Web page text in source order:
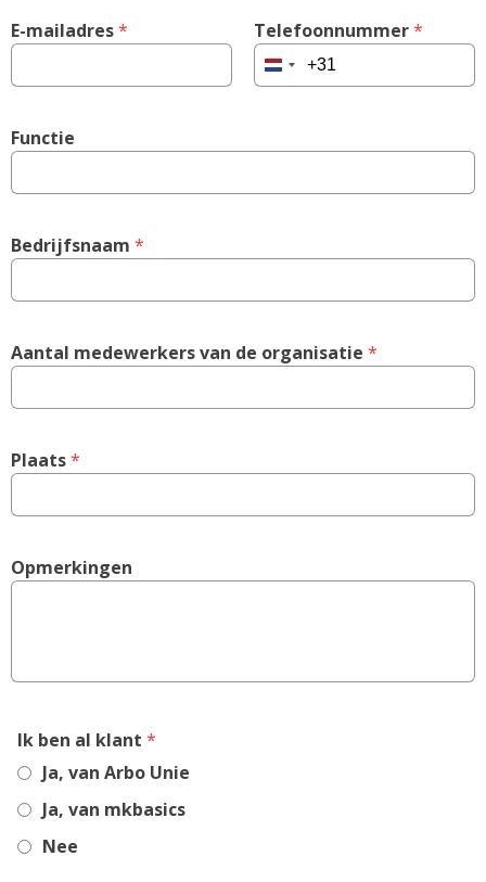
E-mailadres * Telefoonnummer *
Netherlands
Functie
Bedrijfsnaam *
Aantal medewerkers van de organisatie *
Plaats *
Opmerkingen
Ik ben al klant
required
*
Ja, van Arbo Unie
Ja, van mkbasics
Nee